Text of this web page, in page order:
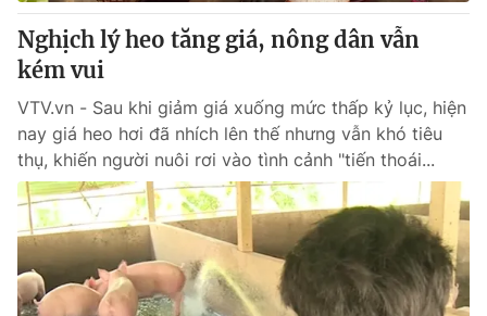
® Cấm sao chép dưới mọi hình thức nếu không có sự chấp
thuận bằng văn bản. Ghi rõ nguồn VTV.vn khi phát hành lại
thông tin từ website này.
Nghịch lý heo tăng giá, nông dân vẫn
kém vui
VTV.vn - Sau khi giảm giá xuống mức thấp kỷ lục, hiện
nay giá heo hơi đã nhích lên thế nhưng vẫn khó tiêu
thụ, khiến người nuôi rơi vào tình cảnh "tiến thoái...